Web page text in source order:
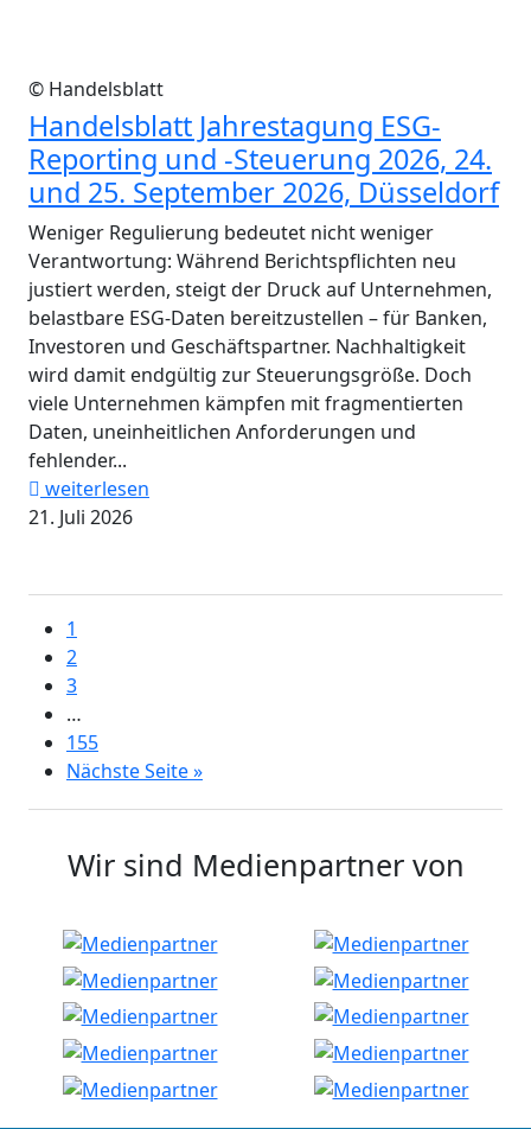
© Handelsblatt
Handelsblatt Jahrestagung ESG-
Reporting und -Steuerung 2026, 24.
und 25. September 2026, Düsseldorf
Weniger Regulierung bedeutet nicht weniger
Verantwortung: Während Berichtspflichten neu
justiert werden, steigt der Druck auf Unternehmen,
belastbare ESG-Daten bereitzustellen – für Banken,
Investoren und Geschäftspartner. Nachhaltigkeit
wird damit endgültig zur Steuerungsgröße. Doch
viele Unternehmen kämpfen mit fragmentierten
Daten, uneinheitlichen Anforderungen und
fehlender...
weiterlesen
21. Juli 2026
1
2
3
…
155
Nächste Seite »
Wir sind Medienpartner von